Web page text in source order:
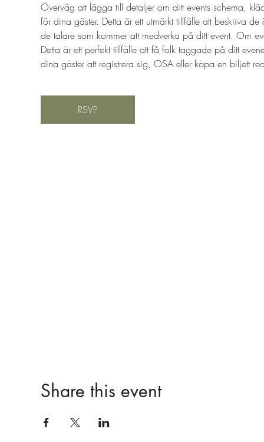
Överväg att lägga till detaljer om ditt events schema,
för dina gäster. Detta är ett utmärkt tillfälle att beskriva
de talare som kommer att medverka på ditt event. Om
Detta är ett perfekt tillfälle att få folk taggade på ditt
dina gäster att registrera sig, OSA eller köpa en biljett
RSVP
Share this event